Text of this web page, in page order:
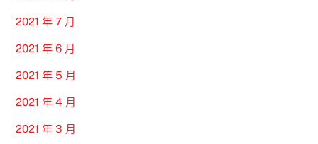
2021 年 7 月
2021 年 6 月
2021 年 5 月
2021 年 4 月
2021 年 3 月